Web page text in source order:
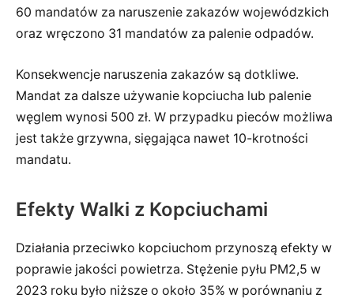
60 mandatów za naruszenie zakazów wojewódzkich
oraz wręczono 31 mandatów za palenie odpadów.
Konsekwencje naruszenia zakazów są dotkliwe.
Mandat za dalsze używanie kopciucha lub palenie
węglem wynosi 500 zł. W przypadku pieców możliwa
jest także grzywna, sięgająca nawet 10-krotności
mandatu.
Efekty Walki z Kopciuchami
Działania przeciwko kopciuchom przynoszą efekty w
poprawie jakości powietrza. Stężenie pyłu PM2,5 w
2023 roku było niższe o około 35% w porównaniu z